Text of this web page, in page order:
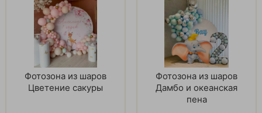
Фотозона из шаров
Цветение сакуры
Фотозона из шаров
Дамбо и океанская
пена